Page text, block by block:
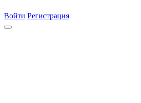
Войти Регистрация